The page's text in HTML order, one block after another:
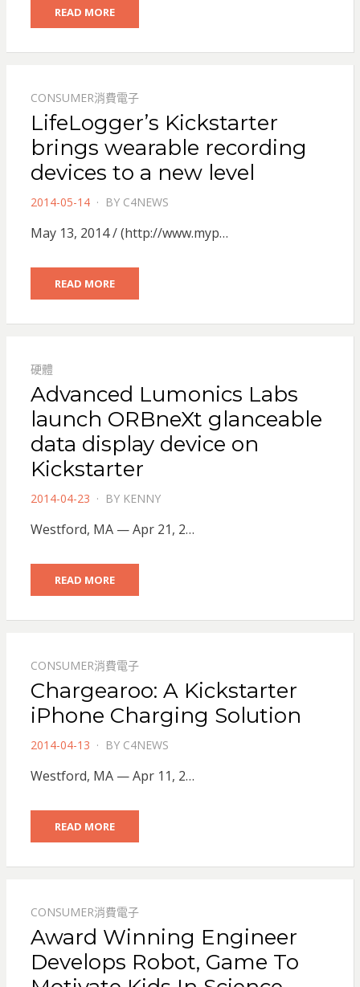
READ MORE
CONSUMER消費電子
LifeLogger’s Kickstarter
brings wearable recording
devices to a new level
POSTED
2014-05-14 BY C4NEWS
May 13, 2014 / (http://www.myp…
READ MORE
硬體
Advanced Lumonics Labs
launch ORBneXt glanceable
data display device on
Kickstarter
POSTED
2014-04-23 BY KENNY
Westford, MA — Apr 21, 2…
READ MORE
CONSUMER消費電子
Chargearoo: A Kickstarter
iPhone Charging Solution
POSTED
2014-04-13 BY C4NEWS
Westford, MA — Apr 11, 2…
READ MORE
CONSUMER消費電子
Award Winning Engineer
Develops Robot, Game To